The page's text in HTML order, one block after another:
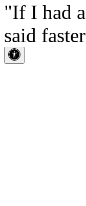
"If I had
said